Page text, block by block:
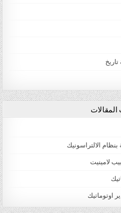
بنظام الالتراسونيك
لامينيت
اوتوماتيك